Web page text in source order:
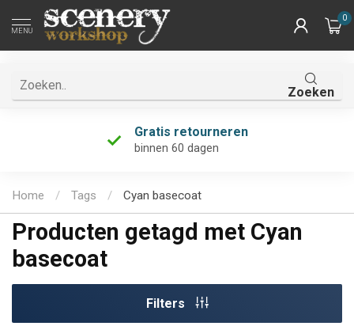
MENU
0
Zoeken
Gratis retourneren
binnen 60 dagen
Home / Tags / Cyan basecoat
Producten getagd met Cyan
basecoat
Filters